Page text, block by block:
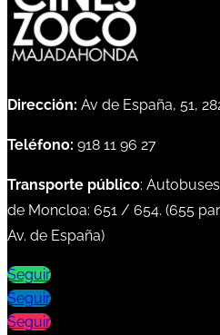
Dirección: Av de España, 51,
Teléfono: 918 11 96 27
Transporte público:
de Moncloa: 651 / 654. (655
Av. de España)
Seguir
Seguir
Seguir